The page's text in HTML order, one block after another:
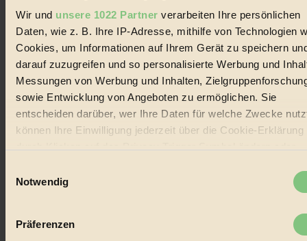
Wir und unsere 1022 Partner verarbeiten Ihre persönlichen
Daten, wie z. B. Ihre IP-Adresse, mithilfe von Technologien
Cookies, um Informationen auf Ihrem Gerät zu speichern
darauf zuzugreifen und so personalisierte Werbung und
Messungen von Werbung und Inhalten,
sowie Entwicklung von Angeboten zu ermöglichen. Sie
entscheiden darüber, wer Ihre Daten für welche Zwecke
können Ihre Einwilligung jederzeit über die Cookie-Erklärung
Informationen über Ihre geografische Lage erfassen,
welche bis auf einige Meter genau sein können
Notwendig
Präferenzen
Gewinnspiele & Ausgaben übersichtlich aufbereitet vom
BIORAMA-Magazin per E-Mail.
Jetzt eintragen:
Impressum & Disclaimer